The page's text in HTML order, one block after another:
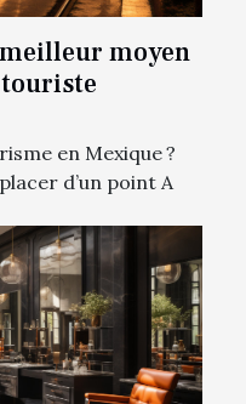
moyen
en Mexique ?
d’un point A